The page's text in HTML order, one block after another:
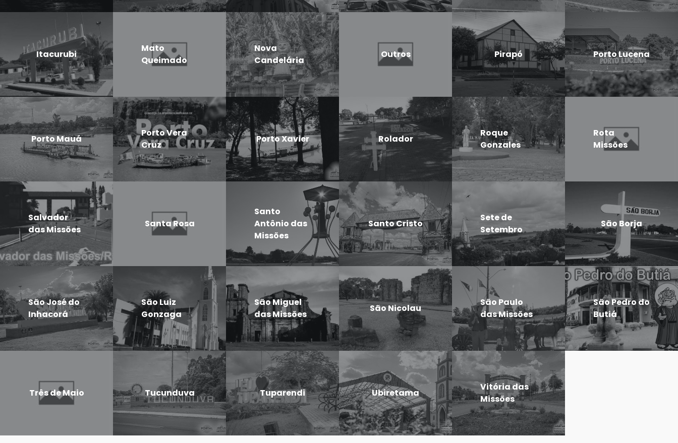
Itacurubi
Mato
Queimado
Nova
Candelária
Outros Pirapó Porto Lucena
Porto Mauá
Porto Vera
Cruz
Porto Xavier Rolador
Roque
Gonzales
Rota
Missões
Salvador
das Missões
Santa Rosa
Santo
Antônio das
Missões
Santo Cristo
Sete de
Setembro
São Borja
São José do
Inhacorá
São Luiz
Gonzaga
São Miguel
das Missões
São Nicolau
São Paulo
das Missões
São Pedro do
Butiá
Três de Maio Tucunduva Tuparendi Ubiretama
Vitória das
Missões